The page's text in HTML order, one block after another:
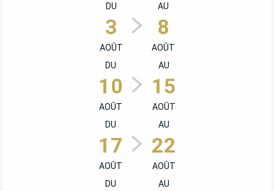
DU
3
AOÛT
AU
8
AOÛT
DU
10
AOÛT
AU
15
AOÛT
DU
17
AOÛT
AU
22
AOÛT
DU
AU